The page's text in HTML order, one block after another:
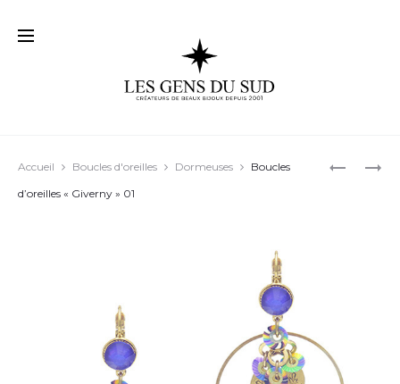
BOUCLES
BOUCLES
Accueil Boucles d'oreilles Dormeuses
Boucles
d’oreilles « Giverny » 01